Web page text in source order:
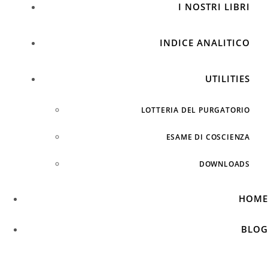
I NOSTRI LIBRI
INDICE ANALITICO
UTILITIES
LOTTERIA DEL PURGATORIO
ESAME DI COSCIENZA
DOWNLOADS
HOME
BLOG